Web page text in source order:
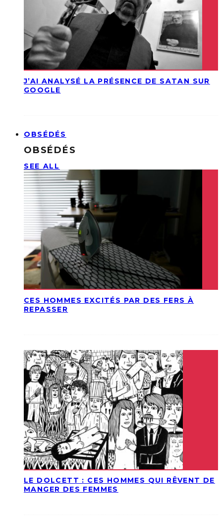
J’AI ANALYSÉ LA PRÉSENCE DE SATAN SUR
GOOGLE
OBSÉDÉS
OBSÉDÉS
SEE ALL
CES HOMMES EXCITÉS PAR DES FERS À
REPASSER
LE DOLCETT : CES HOMMES QUI RÊVENT DE
MANGER DES FEMMES